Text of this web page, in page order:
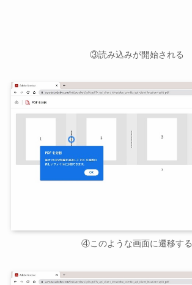
③読み込みが開始される
④このような画面に遷移する